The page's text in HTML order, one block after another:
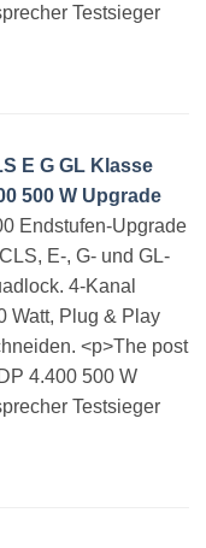
Testsieger
E G GL Klasse
500 W Upgrade
Endstufen-Upgrade
E-, G- und GL-
4-Kanal
Watt, Plug & Play
<p>The post
4.400 500 W
Testsieger